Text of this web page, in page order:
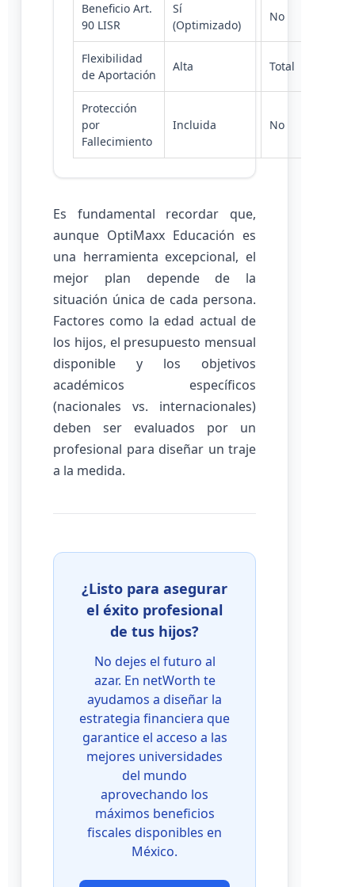
Beneficio Art.
90 LISR
Sí
(Optimizado)
No
Flexibilidad
de Aportación
Alta Total
Protección
por
Fallecimiento
Incluida No
Es fundamental recordar que,
aunque OptiMaxx Educación es
una herramienta excepcional, el
mejor plan depende de la
situación única de cada persona.
Factores como la edad actual de
los hijos, el presupuesto mensual
disponible y los objetivos
académicos específicos
(nacionales vs. internacionales)
deben ser evaluados por un
profesional para diseñar un traje
a la medida.
¿Listo para asegurar
el éxito profesional
de tus hijos?
No dejes el futuro al
azar. En netWorth te
ayudamos a diseñar la
estrategia financiera que
garantice el acceso a las
mejores universidades
del mundo
aprovechando los
máximos beneficios
fiscales disponibles en
México.